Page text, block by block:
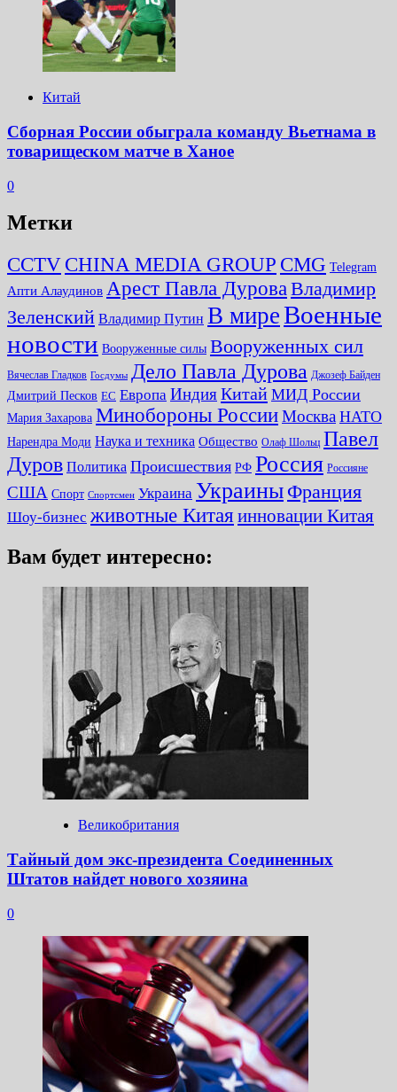
Китай
Сборная России обыграла команду Вьетнама в
товарищеском матче в Ханое
0
Метки
CCTV CHINA MEDIA GROUP CMG Telegram
Апти Алаудинов Арест Павла ДуроваВладимир
Зеленский Владимир Путин В миреВоенные
новости Вооруженные силы Вооруженных сил
Вячеслав Гладков Госдумы Дело Павла Дурова Джозеф Байден
Дмитрий Песков ЕС Европа ИндияКитай МИД России
Мария Захарова Минобороны РоссииМосква НАТО
Нарендра Моди Наука и техника Общество Олаф Шольц Павел
Дуров Политика Происшествия РФ Россия Россияне
США Спорт Спортсмен Украина Украины Франция
Шоу-бизнес животные Китая инновации Китая
Вам будет интересно:
Великобритания
Тайный дом экс-президента Соединенных
Штатов найдет нового хозяина
0